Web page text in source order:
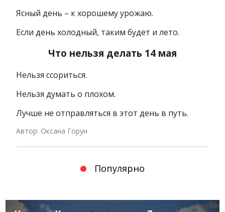
Ясный день – к хорошему урожаю.
Если день холодный, таким будет и лето.
Что нельзя делать 14 мая
Нельзя ссориться.
Нельзя думать о плохом.
Лучше не отправляться в этот день в путь.
Автор: Оксана Горун
Популярно